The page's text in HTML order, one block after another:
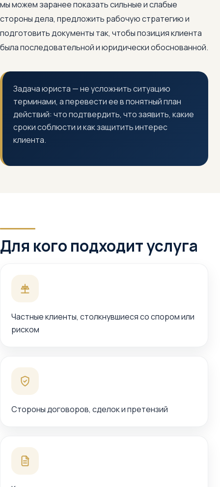
мы можем заранее показать сильные и слабые
стороны дела, предложить рабочую стратегию и
подготовить документы так, чтобы позиция клиента
была последовательной и юридически обоснованной.
Задача юриста — не усложнить ситуацию
терминами, а перевести ее в понятный план
действий: что подтвердить, что заявить, какие
сроки соблюсти и как защитить интерес
клиента.
Для кого подходит услуга
Частные клиенты, столкнувшиеся со спором или
риском
Стороны договоров, сделок и претензий